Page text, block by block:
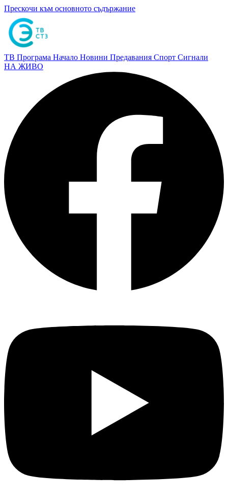
Прескочи към основното съдържание
ТВ Програма Начало Новини Предавания Спорт Сигнали
НА ЖИВО